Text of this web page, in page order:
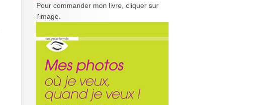
Pour commander mon livre, cliquer sur
l'image.